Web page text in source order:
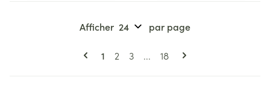
Pages
Vous lisez actuellement la page
1 Page
2 Page
3 ... Page
18
Afficher par page